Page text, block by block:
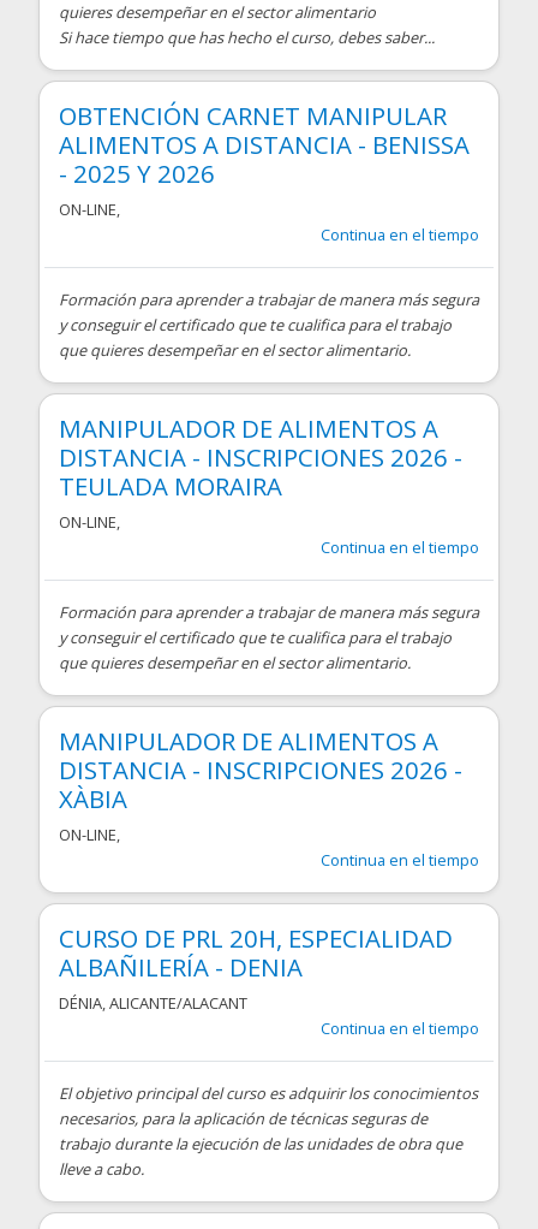
quieres desempeñar en el sector alimentario
Si hace tiempo que has hecho el curso, debes saber...
OBTENCIÓN CARNET MANIPULAR
ALIMENTOS A DISTANCIA - BENISSA
- 2025 Y 2026
ON-LINE,
Continua en el tiempo
Formación para aprender a trabajar de manera más segura
y conseguir el certificado que te cualifica para el trabajo
que quieres desempeñar en el sector alimentario.
MANIPULADOR DE ALIMENTOS A
DISTANCIA - INSCRIPCIONES 2026 -
TEULADA MORAIRA
ON-LINE,
Continua en el tiempo
Formación para aprender a trabajar de manera más segura
y conseguir el certificado que te cualifica para el trabajo
que quieres desempeñar en el sector alimentario.
MANIPULADOR DE ALIMENTOS A
DISTANCIA - INSCRIPCIONES 2026 -
XÀBIA
ON-LINE,
Continua en el tiempo
CURSO DE PRL 20H, ESPECIALIDAD
ALBAÑILERÍA - DENIA
DÉNIA,ALICANTE/ALACANT
Continua en el tiempo
El objetivo principal del curso es adquirir los conocimientos
necesarios, para la aplicación de técnicas seguras de
trabajo durante la ejecución de las unidades de obra que
lleve a cabo.